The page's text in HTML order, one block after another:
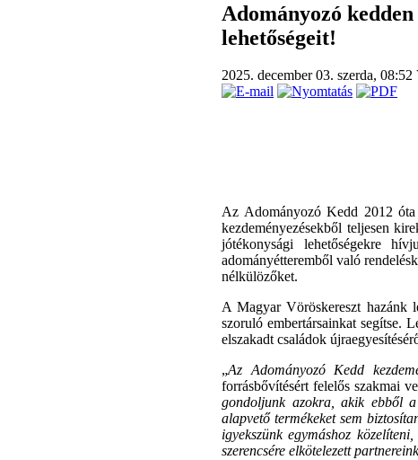
Adományozó
lehetőségeit!
2025. december 03. szerda, 08:52
Az Adományozó Kedd 2012
kezdeményezésekből teljesen
jótékonysági lehetőségekre
adományétteremből való
nélkülözőket.
A Magyar Vöröskereszt hazánk
szoruló embertársainkat segítse.
elszakadt családok
„Az Adományozó Kedd
forrásbővítésért felelős szakmai
gondoljunk azokra, akik ebből
alapvető termékeket sem
igyekszünk egymáshoz
szerencsére elkötelezett